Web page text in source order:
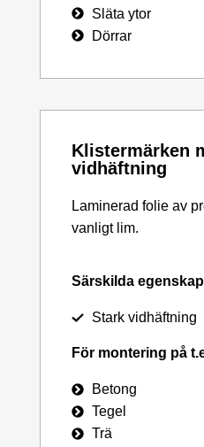
Släta ytor
Dörrar
Klistermärken
vidhäftning
Laminerad folie av
vanligt lim.
Särskilda
Stark vidhäftning
För montering på
Betong
Tegel
Trä